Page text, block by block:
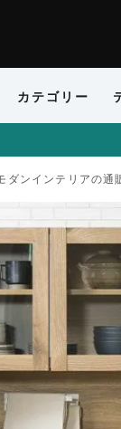
カテゴリー
ダンインテリアの通